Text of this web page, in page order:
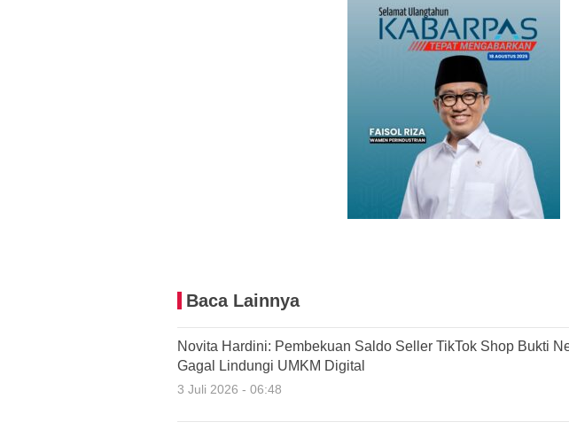
Baca Lainnya
Novita Hardini: Pembekuan Saldo Seller TikTok Shop Bukti
Gagal Lindungi UMKM Digital
3 Juli 2026 - 06:48